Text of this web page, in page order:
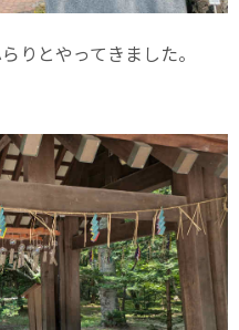
りとやってきました。